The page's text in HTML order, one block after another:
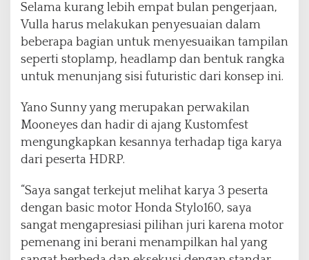
Selama kurang lebih empat bulan pengerjaan,
Vulla harus melakukan penyesuaian dalam
beberapa bagian untuk menyesuaikan tampilan
seperti stoplamp, headlamp dan bentuk rangka
untuk menunjang sisi futuristic dari konsep ini.
Yano Sunny yang merupakan perwakilan
Mooneyes dan hadir di ajang Kustomfest
mengungkapkan kesannya terhadap tiga karya
dari peserta HDRP.
“Saya sangat terkejut melihat karya 3 peserta
dengan basic motor Honda Stylo160, saya
sangat mengapresiasi pilihan juri karena motor
pemenang ini berani menampilkan hal yang